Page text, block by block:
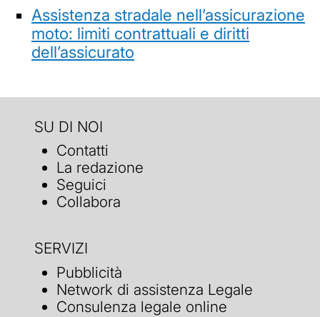
Assistenza stradale nell’assicurazione
moto: limiti contrattuali e diritti
dell’assicurato
SU DI NOI
Contatti
La redazione
Seguici
Collabora
SERVIZI
Pubblicità
Network di assistenza Legale
Consulenza legale online